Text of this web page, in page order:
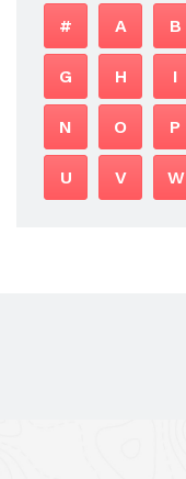
# A B
G H I
N O P
U V W